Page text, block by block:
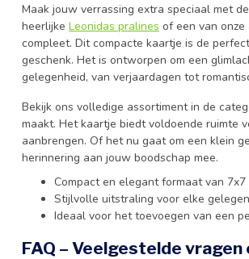
Maak jouw verrassing extra speciaal met
heerlijke Leonidas pralines of een van
compleet. Dit compacte kaartje is de
geschenk. Het is ontworpen om een
gelegenheid, van verjaardagen tot
Bekijk ons volledige assortiment in de
maakt. Het kaartje biedt voldoende ruimte
aanbrengen. Of het nu gaat om een klein
herinnering aan jouw boodschap mee.
Compact en elegant formaat van 7x7
Stijlvolle uitstraling voor elke
Ideaal voor het toevoegen van een
FAQ – Veelgestelde